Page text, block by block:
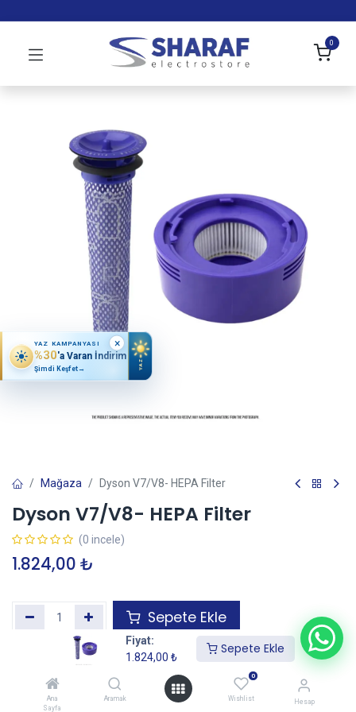
Fiyat:
1.824,00 ₺
Sepete Ekle
Ana
Sayfa
Aramak
0
Wishlist Hesap
0
Mağaza Dyson V7/V8- HEPA Filter
Dyson V7/V8- HEPA Filter
(0 incele)
1.824,00 ₺
Sepete Ekle
Garanti+ Uzatılmış Garanti Ekle İtibaren
YAZ KAMPANYASI
%30'a Varan İndirim
Şimdi Keşfet→ YAZ
×